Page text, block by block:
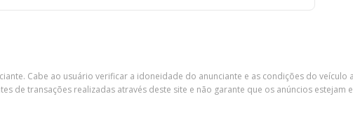
Cabe ao usuário verificar a idoneidade do anunciante e as condições do veículo
de transações realizadas através deste site e não garante que os anúncios estejam